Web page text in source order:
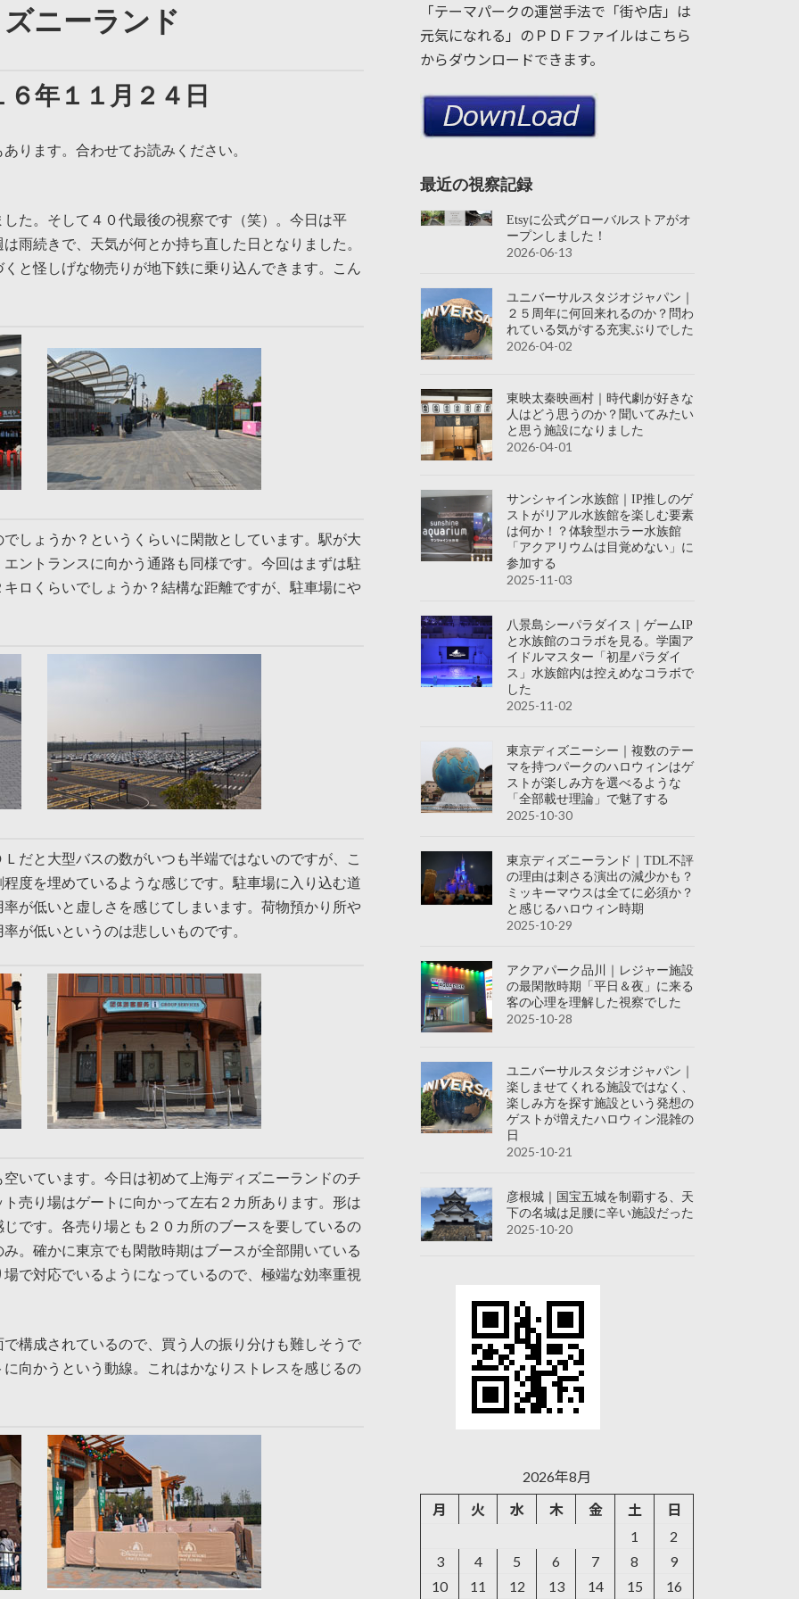
ニーランド
年１１月２４日
ります。合わせてお読みください。
た。そして４０代最後の視察です（笑）。今日は平
雨続きで、天気が何とか持ち直した日となりました。
と怪しげな物売りが地下鉄に乗り込んできます。こん
しょうか？というくらいに閑散としています。駅が大
ントランスに向かう通路も同様です。今回はまずは駐
ロくらいでしょうか？結構な距離ですが、駐車場にや
だと大型バスの数がいつも半端ではないのですが、こ
度を埋めているような感じです。駐車場に入り込む道
が低いと虚しさを感じてしまいます。荷物預かり所や
が低いというのは悲しいものです。
いています。今日は初めて上海ディズニーランドのチ
売り場はゲートに向かって左右２カ所あります。形は
です。各売り場とも２０カ所のブースを要しているの
。確かに東京でも閑散時期はブースが全部開いている
で対応でいるようになっているので、極端な効率重視
構成されているので、買う人の振り分けも難しそうで
向かうという動線。これはかなりストレスを感じるの
「テーマパークの運営手法で「街や店」は
元気になれる」のＰＤＦファイルはこちら
からダウンロードできます。
最近の視察記録
Etsyに公式グローバルストアがオ
ープンしました！
2026-06-13
ユニバーサルスタジオジャパン｜
２５周年に何回来れるのか？問わ
れている気がする充実ぶりでした
2026-04-02
東映太秦映画村｜時代劇が好きな
人はどう思うのか？聞いてみたい
と思う施設になりました
2026-04-01
サンシャイン水族館｜IP推しのゲ
ストがリアル水族館を楽しむ要素
は何か！？体験型ホラー水族館
「アクアリウムは目覚めない」に
参加する
2025-11-03
八景島シーパラダイス｜ゲームIP
と水族館のコラボを見る。学園ア
イドルマスター「初星パラダイ
ス」水族館内は控えめなコラボで
した
2025-11-02
東京ディズニーシー｜複数のテー
マを持つパークのハロウィンはゲ
ストが楽しみ方を選べるような
「全部載せ理論」で魅了する
2025-10-30
東京ディズニーランド｜TDL不評
の理由は刺さる演出の減少かも？
ミッキーマウスは全てに必須か？
と感じるハロウィン時期
2025-10-29
アクアパーク品川｜レジャー施設
の最閑散時期「平日＆夜」に来る
客の心理を理解した視察でした
2025-10-28
ユニバーサルスタジオジャパン｜
楽しませてくれる施設ではなく、
楽しみ方を探す施設という発想の
ゲストが増えたハロウィン混雑の
日
2025-10-21
彦根城｜国宝五城を制覇する、天
下の名城は足腰に辛い施設だった
2025-10-20
2026年8月
月
火 水 木 金 土
日
1
2
3
4 5 6 7 8
9
10
11 12 13 14 15 16